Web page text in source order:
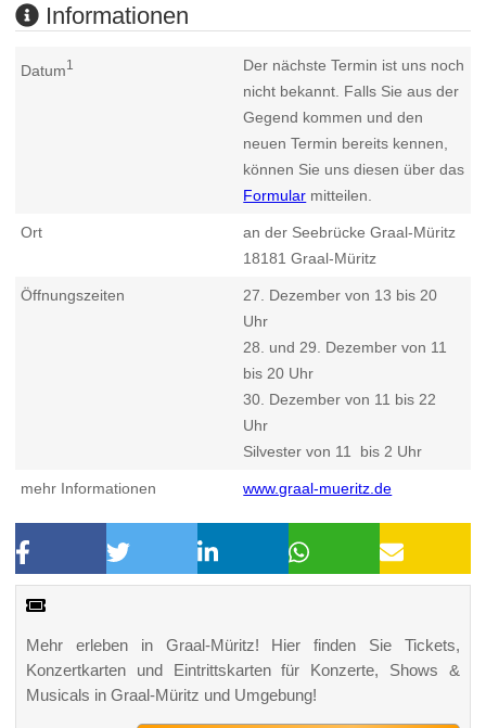
Informationen
Datum1
Der nächste Termin ist uns noch
nicht bekannt. Falls Sie aus der
Gegend kommen und den
neuen Termin bereits kennen,
können Sie uns diesen über das
Formular mitteilen.
Ort
an der Seebrücke Graal-Müritz
18181 Graal-Müritz
Öffnungszeiten
27. Dezember von 13 bis 20
Uhr
28. und 29. Dezember von 11
bis 20 Uhr
30. Dezember von 11 bis 22
Uhr
Silvester von 11 bis 2 Uhr
mehr Informationen www.graal-mueritz.de
Mehr erleben in Graal-Müritz! Hier finden Sie Tickets,
Konzertkarten und Eintrittskarten für Konzerte, Shows &
Musicals in Graal-Müritz und Umgebung!